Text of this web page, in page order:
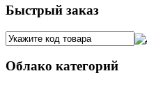
Быстрый заказ
Облако категорий